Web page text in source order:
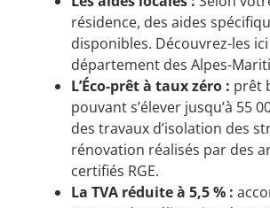
résidence, des aides
disponibles. Découvrez-les
département des Alpes-
L’Éco-prêt à taux zéro : prêt
pouvant s’élever jusqu’à 55
des travaux d’isolation des
rénovation réalisés par des
certifiés RGE.
La TVA réduite à 5,5 % :